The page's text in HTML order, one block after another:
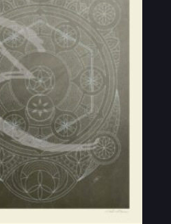
Añadir
a la
lista
deseos